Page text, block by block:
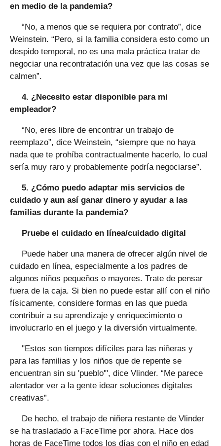
en medio de la pandemia?
“No, a menos que se requiera por contrato”, dice
Weinstein. “Pero, si la familia considera esto como un
despido temporal, no es una mala práctica tratar de
negociar una recontratación una vez que las cosas se
calmen”.
4. ¿Necesito estar disponible para mi
empleador?
“No, eres libre de encontrar un trabajo de
reemplazo”, dice Weinstein, “siempre que no haya
nada que te prohíba contractualmente hacerlo, lo cual
sería muy raro y probablemente podría negociarse”.
5. ¿Cómo puedo adaptar mis servicios de
cuidado y aun así ganar dinero y ayudar a las
familias durante la pandemia?
Pruebe el cuidado en línea/cuidado digital
Puede haber una manera de ofrecer algún nivel de
cuidado en línea, especialmente a los padres de
algunos niños pequeños o mayores. Trate de pensar
fuera de la caja. Si bien no puede estar allí con el niño
físicamente, considere formas en las que pueda
contribuir a su aprendizaje y enriquecimiento o
involucrarlo en el juego y la diversión virtualmente.
"Estos son tiempos difíciles para las niñeras y
para las familias y los niños que de repente se
encuentran sin su 'pueblo'", dice Vlinder. “Me parece
alentador ver a la gente idear soluciones digitales
creativas”.
De hecho, el trabajo de niñera restante de Vlinder
se ha trasladado a FaceTime por ahora. Hace dos
horas de FaceTime todos los días con el niño en edad